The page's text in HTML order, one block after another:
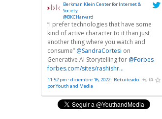
Berkman Klein Center for Internet &
Society
@BKCHarvard
“I prefer technologies that have some
kind of active character to it than just
another thing where you watch and
consume” @SandraCortesi on
Generative AI Storytelling for @Forbes
forbes.com/sites/rashishr…
11:52 pm · diciembre 16, 2022· Retuiteado
por Youth and Media